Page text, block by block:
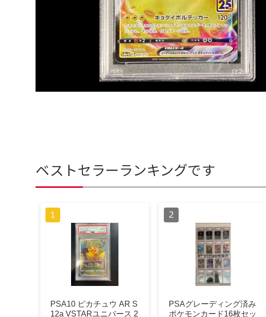
ベストセラーランキングです
PSA10 ピカチュウ AR S
12a VSTARユニバース 2
PSAグレーディング済み
ポケモンカード16枚セッ